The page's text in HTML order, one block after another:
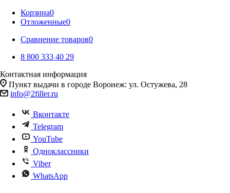
Корзина0
Отложенные0
Сравнение товаров0
8 800 333 40 29
Контактная информация
Пункт выдачи в городе Воронеж: ул. Остужева, 28
info@2filler.ru
Вконтакте
Telegram
YouTube
Одноклассники
Viber
WhatsApp